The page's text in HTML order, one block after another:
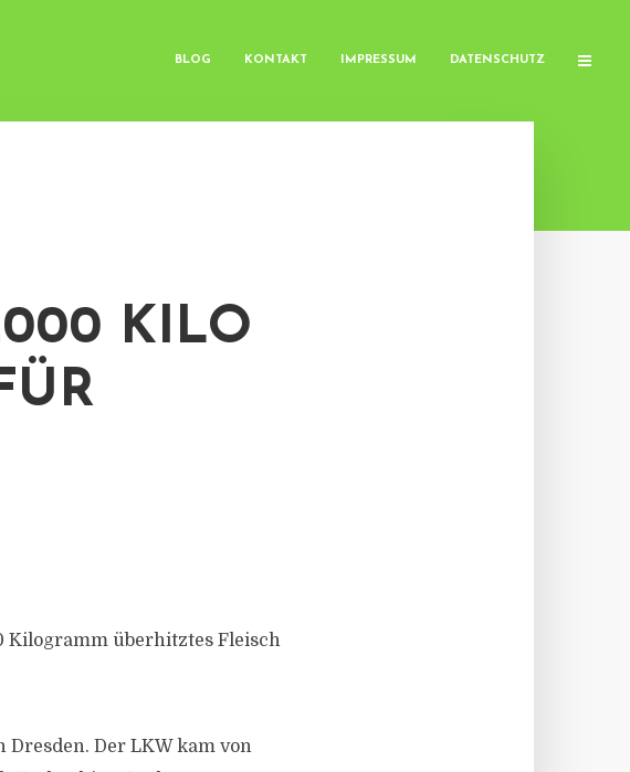
BLOG KONTAKT IMPRESSUM DATENSCHUTZ
KILO
Kilogramm überhitztes Fleisch
Der LKW kam von